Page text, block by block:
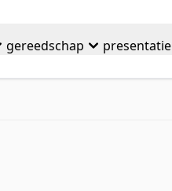
gereedschap presentatie